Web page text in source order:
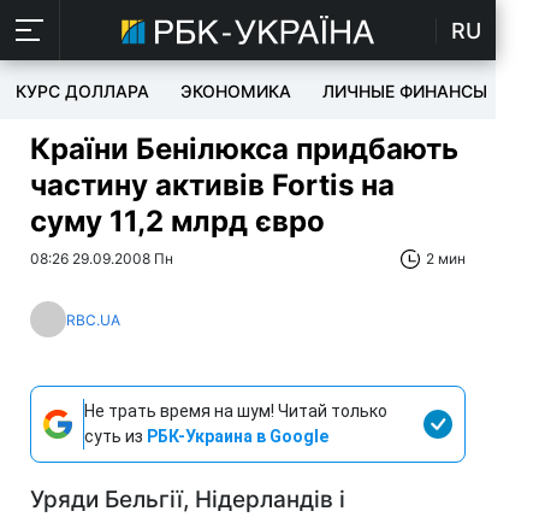
RU
КУРС ДОЛЛАРА ЭКОНОМИКА ЛИЧНЫЕ ФИНАНСЫ
Країни Бенілюкса придбають
частину активів Fortis на
суму 11,2 млрд євро
08:26 29.09.2008 Пн 2 мин
RBC.UA
Не трать время на шум! Читай только
суть из РБК-Украина в Google
Уряди Бельгії, Нідерландів і